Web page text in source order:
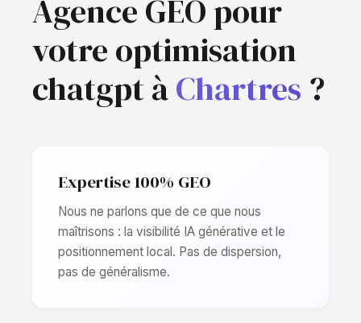
Agence GEO pour
votre optimisation
chatgpt àChartres ?
Expertise 100% GEO
Nous ne parlons que de ce que nous
maîtrisons : la visibilité IA générative et le
positionnement local. Pas de dispersion,
pas de généralisme.